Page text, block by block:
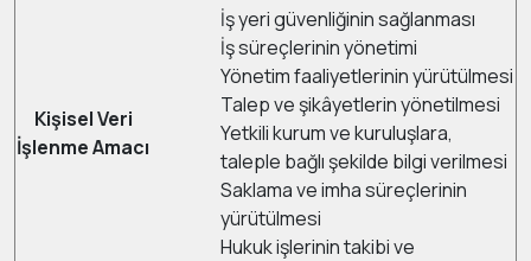
Kişisel Veri
İşlenme Amacı
İş yeri güvenliğinin sağlanması
İş süreçlerinin yönetimi
Yönetim faaliyetlerinin yürütülmesi
Talep ve şikâyetlerin yönetilmesi
Yetkili kurum ve kuruluşlara,
taleple bağlı şekilde bilgi verilmesi
Saklama ve imha süreçlerinin
yürütülmesi
Hukuk işlerinin takibi ve